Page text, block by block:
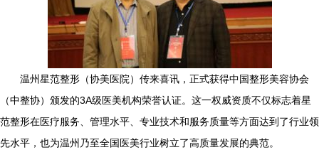
温州星范整形（协美医院）传来喜讯，正式获得中国整形美容协会
（中整协）颁发的3A级医美机构荣誉认证。这一权威资质不仅标志着星
范整形在医疗服务、管理水平、专业技术和服务质量等方面达到了行业领
先水平，也为温州乃至全国医美行业树立了高质量发展的典范。